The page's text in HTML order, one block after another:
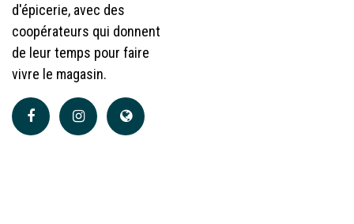
d'épicerie, avec des
coopérateurs qui donnent
de leur temps pour faire
vivre le magasin.